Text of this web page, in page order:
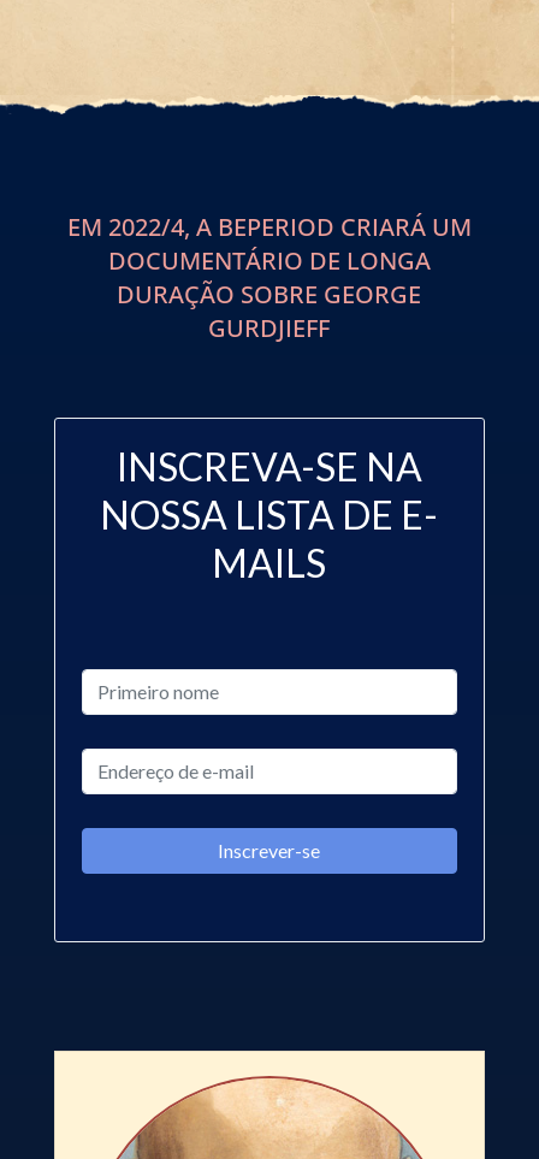
EM 2022/4, A BEPERIOD CRIARÁ UM
DOCUMENTÁRIO DE LONGA
DURAÇÃO SOBRE GEORGE
GURDJIEFF
INSCREVA-SE NA
NOSSA LISTA DE E-
MAILS